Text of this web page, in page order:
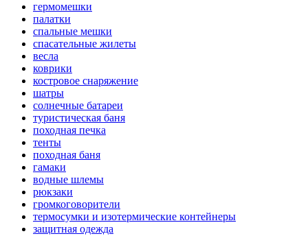
гермомешки
палатки
спальные мешки
спасательные жилеты
весла
коврики
костровое снаряжение
шатры
солнечные батареи
туристическая баня
походная печка
тенты
походная баня
гамаки
водные шлемы
рюкзаки
громкоговорители
термосумки и изотермические контейнеры
защитная одежда